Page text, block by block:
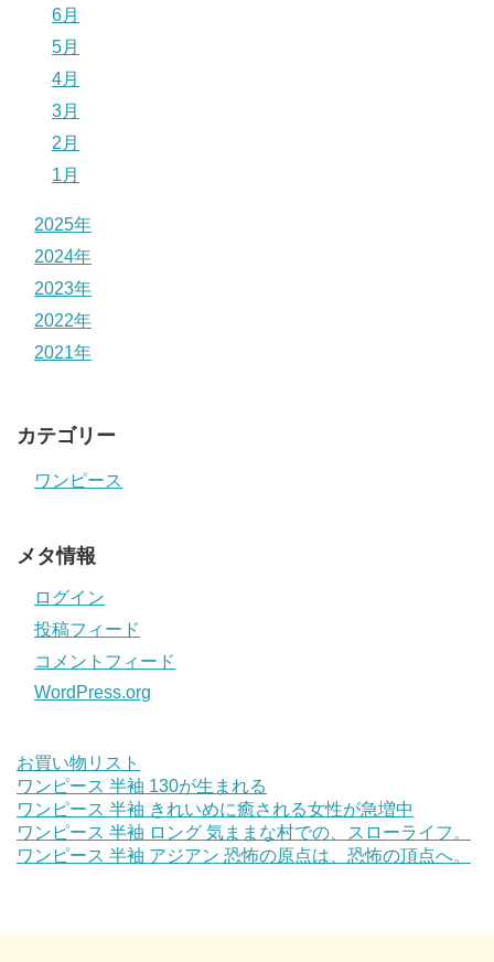
6月
5月
4月
3月
2月
1月
2025年
2024年
2023年
2022年
2021年
カテゴリー
ワンピース
メタ情報
ログイン
投稿フィード
コメントフィード
WordPress.org
お買い物リスト
ワンピース 半袖 130が生まれる
ワンピース 半袖 きれいめに癒される女性が急増中
ワンピース 半袖 ロング 気ままな村での、スローライフ。
ワンピース 半袖 アジアン 恐怖の原点は、恐怖の頂点へ。